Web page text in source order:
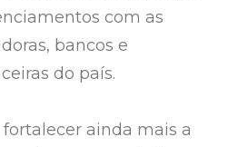
com as
bancos e
do país.
ainda mais a